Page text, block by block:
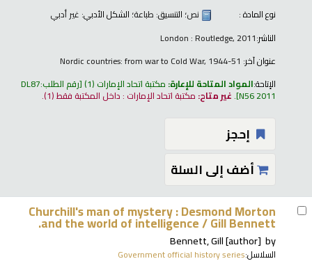
نوع المادة :
نص؛ التنسيق: طباعة؛ الشكل الأدبي: غير أدبي
الناشر:London : Routledge, 2011
عنوان آخر: Nordic countries: from war to Cold War, 1944-51
الإتاحة:المواد المتاحة للإعارة: مكتبة اتحاد الإمارات (1) رقم الطلب:DL87
N56 2011
.غير متاح: مكتبة اتحاد الإمارات : داخل المكتبة فقط(1).
إحجز
أضف إلى السلة
Churchill's man of mystery : Desmond Morton
and the world of intelligence /Gill Bennett.
by
Bennett, Gill[author]
السلاسل:Government official history series